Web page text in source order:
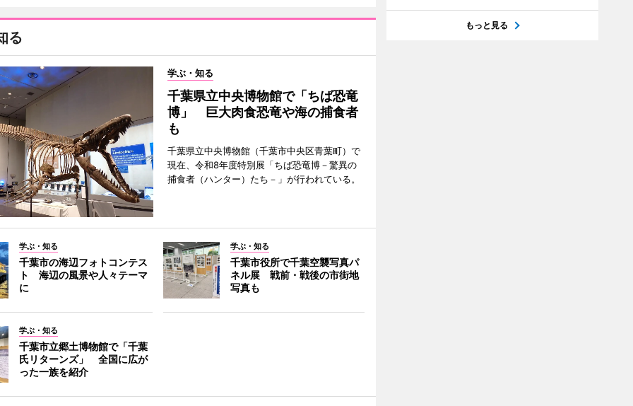
る
学ぶ・知る
千葉県立中央博物館で「ちば恐竜
博」 巨大肉食恐竜や海の捕食者
も
千葉県立中央博物館（千葉市中央区青葉町）で
現在、令和8年度特別展「ちば恐竜博－驚異の
捕食者（ハンター）たち－」が行われている。
学ぶ・知る
千葉市の海辺フォトコンテス
ト 海辺の風景や人々テーマ
に
学ぶ・知る
千葉市役所で千葉空襲写真パ
ネル展 戦前・戦後の市街地
写真も
学ぶ・知る
千葉市立郷土博物館で「千葉
氏リターンズ」 全国に広が
った一族を紹介
もっと見る